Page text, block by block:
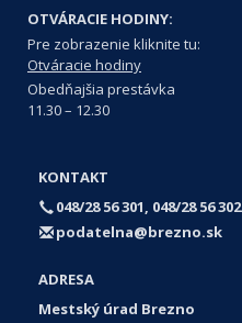
OTVÁRACIE HODINY:
Pre zobrazenie kliknite tu:
Otváracie hodiny
Obedňajšia prestávka
11.30 – 12.30
KONTAKT
048/28 56 301, 048/28 56 302
podatelna@brezno.sk
ADRESA
Mestský úrad Brezno